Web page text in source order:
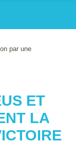
par une
ET
LA